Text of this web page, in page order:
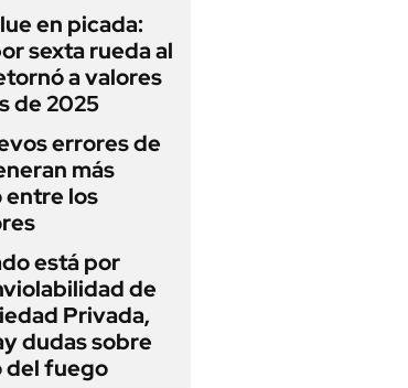
en picada:
sexta rueda al
a valores
de 2025
errores de
más
los
está por
de
Privada,
dudas sobre
del fuego